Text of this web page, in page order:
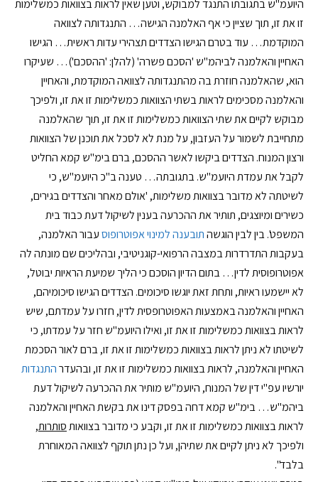
היועמ"ש בתגובתו התנגד למבוקש, וטען שאין לראות בצוואות כמשלימות
זו את זו, תוך שציין כי אף האלמנה הגישה… התנגדותה לצוואה
המוקדמת… עוד בטרם הגישו הצדדים תצהירי עדות ראשית… הגישו
האחיין והאלמנה לביהמ"ש 'הסכם פשרה' (להלן: 'ההסכם')… שעיקרו
הוא, שהאלמנה חוזרת בה מהתנגדותה לצוואה המוקדמת, והאחיין
והאלמנה מסכימים לראות בשתי הצוואות כמשלימות זו את זו, ולפיכך
מבוקש לקיים את שתי הצוואות כמשלימות זו את זו, תוך שהאלמנה
מתחייבת לשמור על העזבון, על מנת לא לסכל את תוכנן של הצוואות
ורצון המנוח. הצדדים ביקשו לאשר ההסכם, ברם בימ"ש קמא החליט
לקבל את עמדת היועמ"ש. בתגובתה… טענה ב"כ היועמ"ש, כי
לשיטתה לא מדובר בצוואות משלימות, 'אולם מאחר והצדדים בגירים,
כשירים ומיוצגים, תותיר את ההכרעה בענין לשיקול דעת כבוד בית
המשפט'. בין לבין הוגשהתובענה למינוי אפוטרופוסעבור האלמנה,
בעקבות התדרדרות במצבה הרפואי-קוגניטיבי, ובהליכים שם מונתה לה
אפוטרופוסית לדין… בתום הדיון הוסכם כי הליך שמיעת הראיות יבוטל,
לא יישמעו ראיות, ותחת זאת יוגשו סיכומים. הצדדים הגישו סיכומיהם,
האחיין והאלמנה באמצעות האפוטרופסית לדין, חזרו על עמדתם, שיש
לראות בצוואות כמשלימות זו את זו, ואילו היועמ"ש חזר על עמדתו, כי
לשיטתו לא ניתן לראות בצוואות כמשלימות זו את זו, ברם לאור הסכמת
האחיין והאלמנה, לראות בצוואות כמשלימות זו את זו, ובהעדרהתנגדות
יורשיו עפ"י דין של המנוח, היועמ"ש מותיר את ההכרעה לשיקול דעת
ביהמ"ש… בימ"ש קמא דחה בפסק דינו את בקשת האחיין והאלמנה
לראות בצוואות כמשלימות זו את זו, וקבע כי מדובר בצוואותסותרות,
ולפיכך לא ניתן לקיים את שתיהן, ועל כן נתן תוקף לצוואה המאוחרת
בלבד".